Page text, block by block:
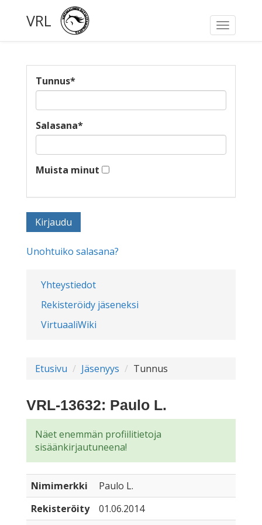
Toggle
VRL
Yhteystiedot
Rekisteröidy jäseneksi
VirtuaaliWiki
Tunnus*
Salasana*
Muista minut
Unohtuiko salasana?
Etusivu Jäsenyys Tunnus
VRL-13632: Paulo L.
Näet enemmän profiilitietoja
sisäänkirjautuneena!
Nimimerkki
Paulo L.
Rekisteröity
01.06.2014